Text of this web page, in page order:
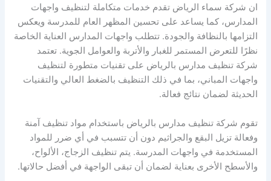
ان شركة سماء الرياض تقدم خدمات متكاملة لتنظيف واجهات
المدارس، كما يساعد على تحسين المظهر العام للمدرسة ويعكس
التزامها بالنظافة والجودة. تتطلب واجهات المدارس العناية الخاصة
نظرًا للتعرض المستمر للغبار والأتربة والعوامل الجوية. تعتمد
شركة تنظيف مدارس بالرياض على تقنيات متطورة لتنظيف
واجهات المباني، بما في ذلك التنظيف بالضغط العالي والتقنيات
الحديثة لضمان نتائج فعالة.
تقوم شركة تنظيف مدارس بالرياض باستخدام مواد تنظيف آمنة
وفعالة تزيل البقع والجراثيم دون أن تتسبب في أي ضرر للمواد
المستخدمة في واجهات المدرسة. يتم تنظيف الزجاج، الألواح،
والأسطح الأخرى بعناية لضمان أن تبقى الواجهة في أفضل حالاتها.